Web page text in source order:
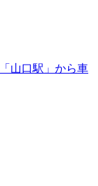
山口駅」から車